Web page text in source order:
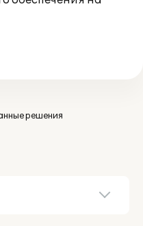
решения